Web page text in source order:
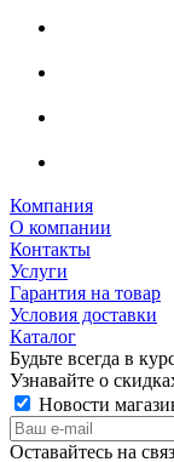
Компания
О компании
Контакты
Услуги
Гарантия на товар
Условия доставки
Каталог
Будьте всегда в
Узнавайте о
Новости
Оставайтесь на